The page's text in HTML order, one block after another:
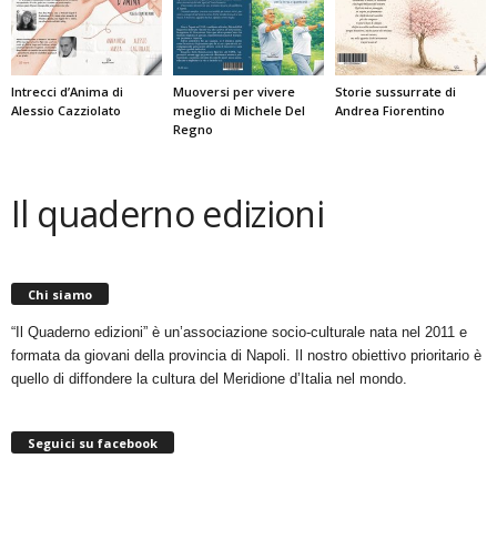
Intrecci d’Anima di
Alessio Cazziolato
Muoversi per vivere
meglio di Michele Del
Regno
Storie sussurrate di
Andrea Fiorentino
Il quaderno edizioni
Chi siamo
“Il Quaderno edizioni” è un’associazione socio-culturale nata nel 2011 e
formata da giovani della provincia di Napoli. Il nostro obiettivo prioritario è
quello di diffondere la cultura del Meridione d’Italia nel mondo.
Seguici su facebook